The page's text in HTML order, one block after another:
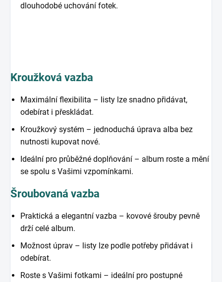
dlouhodobé uchování fotek.
Kroužková vazba
Maximální flexibilita – listy lze snadno přidávat,
odebírat i přeskládat.
Kroužkový systém – jednoduchá úprava alba bez
nutnosti kupovat nové.
Ideální pro průběžné doplňování – album roste a mění
se spolu s Vašimi vzpomínkami.
Šroubovaná vazba
Praktická a elegantní vazba – kovové šrouby pevně
drží celé album.
Možnost úprav – listy lze podle potřeby přidávat i
odebírat.
Roste s Vašimi fotkami – ideální pro postupné